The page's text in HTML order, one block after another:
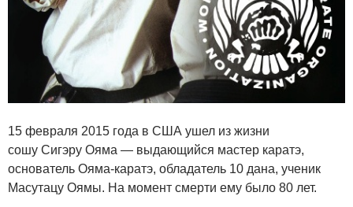
15 февраля 2015 года в США ушел из жизни
сошу Сигэру Ояма — выдающийся мастер каратэ,
основатель Ояма-каратэ, обладатель 10 дана, ученик
Масутацу Оямы. На момент смерти ему было 80 лет.